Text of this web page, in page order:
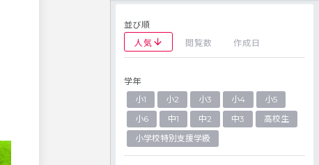
並び順
人気
閲覧数 作成日
学年
小1
小2 小3 小4
小5
小6
中1 中2 中3
高校生
小学校特別支援学級